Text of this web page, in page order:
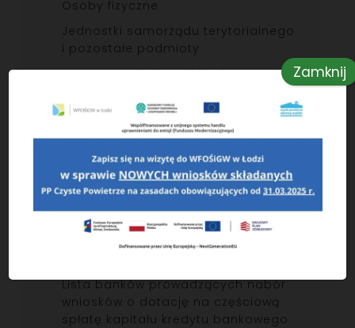
Osoby fizyczne
Jednostki samorządu terytorialnego
i pozostałe podmioty
Państwowe jednostki budżetowe
Program Czyste Powietrze
Zmiany w programie od 20 lipca
O programie
Audytorzy – lista
Audytorzy – Formularz zgłoszeniowy
Lista banków prowadzących nabór
wniosków o dotację na częściową
spłatę kapitału kredytu bankowego
Zamknij